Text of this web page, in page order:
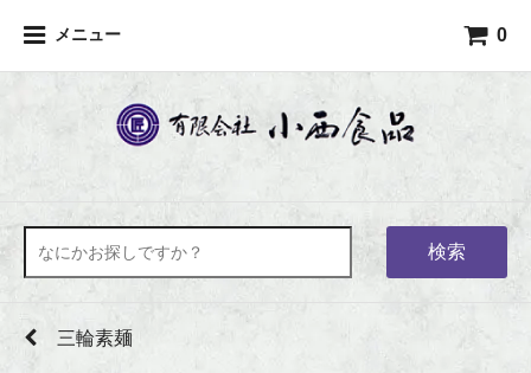
メニュー 0
検索
三輪素麺